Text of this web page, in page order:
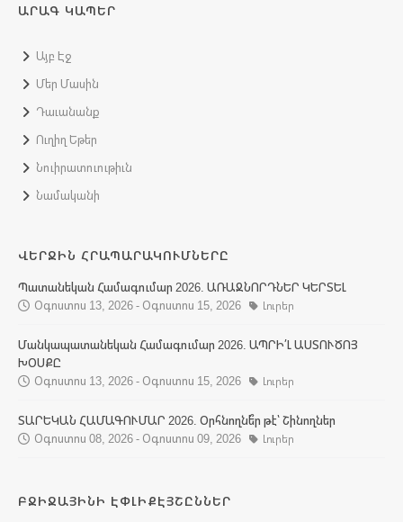
ԱՐԱԳ ԿԱՊԵՐ
Այբ Էջ
Մեր Մասին
Դաւանանք
Ուղիղ Եթեր
Նուիրատուութիւն
Նամականի
ՎԵՐՋԻՆ ՀՐԱՊԱՐԱԿՈՒՄՆԵՐԸ
Պատանեկան Համագումար 2026. ԱՌԱՋՆՈՐԴՆԵՐ ԿԵՐՏԵԼ
Օգոստոս 13, 2026 - Օգոստոս 15, 2026
Լուրեր
Մանկապատանեկան Համագումար 2026. ԱՊՐԻ՛Լ ԱՍՏՈՒԾՈՅ
ԽՕՍՔԸ
Օգոստոս 13, 2026 - Օգոստոս 15, 2026
Լուրեր
ՏԱՐԵԿԱՆ ՀԱՄԱԳՈՒՄԱՐ 2026. Օրհնողնե՞ր թէ՝ Շինողներ
Օգոստոս 08, 2026 - Օգոստոս 09, 2026
Լուրեր
ԲՋԻՋԱՅԻՆԻ ԷՓԼԻՔԷՅՇԸՆՆԵՐ